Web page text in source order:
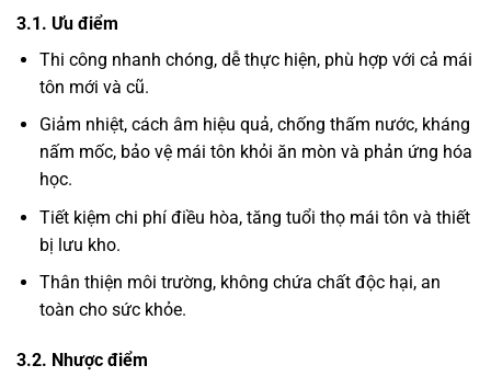
3.1. Ưu điểm
Thi công nhanh chóng, dễ thực hiện, phù hợp với cả mái
tôn mới và cũ.
Giảm nhiệt, cách âm hiệu quả, chống thấm nước, kháng
nấm mốc, bảo vệ mái tôn khỏi ăn mòn và phản ứng hóa
học.
Tiết kiệm chi phí điều hòa, tăng tuổi thọ mái tôn và thiết
bị lưu kho.
Thân thiện môi trường, không chứa chất độc hại, an
toàn cho sức khỏe.
3.2. Nhược điểm